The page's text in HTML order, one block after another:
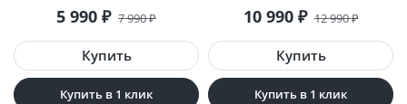
5 990 ₽ 7 990₽
Купить в 1 клик
10 990 ₽ 12 990₽
Купить в 1 клик